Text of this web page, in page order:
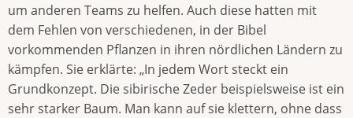
um anderen Teams zu helfen. Auch diese hatten mit
dem Fehlen von verschiedenen, in der Bibel
vorkommenden Pflanzen in ihren nördlichen Ländern zu
kämpfen. Sie erklärte: „In jedem Wort steckt ein
Grundkonzept. Die sibirische Zeder beispielsweise ist ein
sehr starker Baum. Man kann auf sie klettern, ohne dass